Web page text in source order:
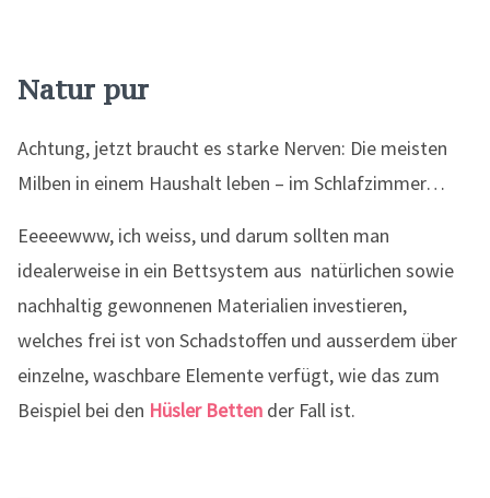
Natur pur
Achtung, jetzt braucht es starke Nerven: Die meisten
Milben in einem Haushalt leben – im Schlafzimmer…
Eeeeewww, ich weiss, und darum sollten man
idealerweise in ein Bettsystem aus natürlichen sowie
nachhaltig gewonnenen Materialien investieren,
welches frei ist von Schadstoffen und ausserdem über
einzelne, waschbare Elemente verfügt, wie das zum
Beispiel bei den Hüsler Betten der Fall ist.